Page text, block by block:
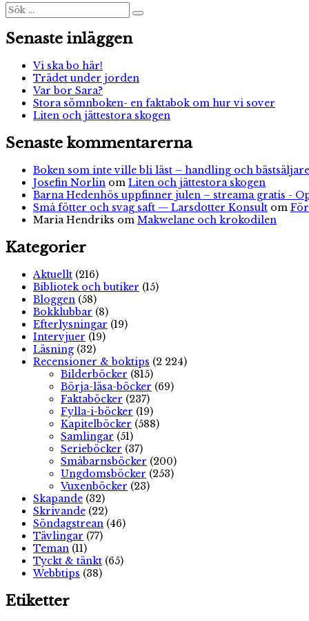
Sök
efter:
Sök
Senaste inläggen
Vi ska bo här!
Trädet under jorden
Var bor Sara?
Stora sömnboken- en faktabok om hur vi sover
Liten och jättestora skogen
Senaste kommentarerna
Boken som inte ville bli läst – handling och
Josefin Norlin om Liten och jättestora skogen
Barna Hedenhös uppfinner julen – streama gratis -
Små fötter och svag saft — Larsdotter Konsult om
Maria Hendriks om Makwelane och krokodilen
Kategorier
Aktuellt (216)
Bibliotek och butiker (15)
Bloggen (58)
Bokklubbar (8)
Efterlysningar (19)
Intervjuer (19)
Läsning (32)
Recensioner & boktips (2 224)
Bilderböcker (815)
Börja-läsa-böcker (69)
Faktaböcker (237)
Fylla-i-böcker (19)
Kapitelböcker (588)
Samlingar (51)
Serieböcker (37)
Småbarnsböcker (200)
Ungdomsböcker (253)
Vuxenböcker (23)
Skapande (32)
Skrivande (22)
Söndagstrean (46)
Tävlingar (77)
Teman (11)
Tyckt & tänkt (65)
Webbtips (38)
Etiketter